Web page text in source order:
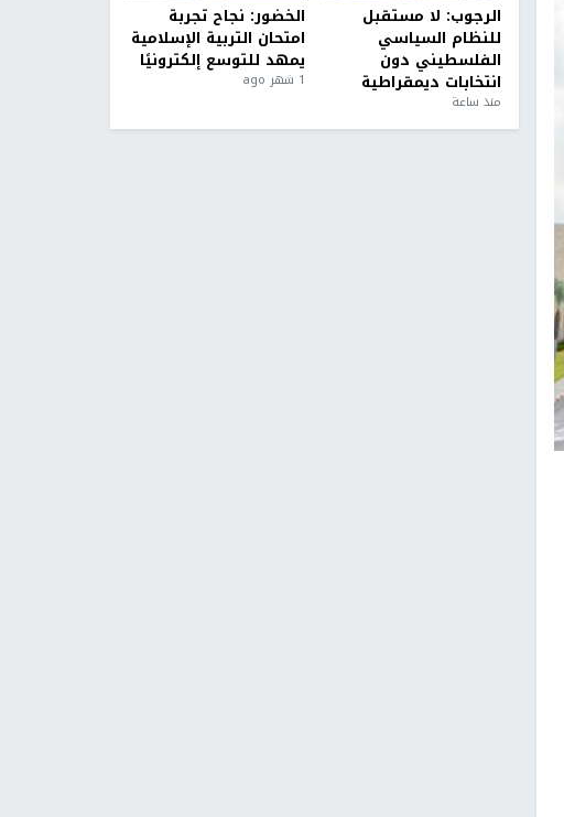
الرجوب: لا مستقبل
للنظام السياسي
الفلسطيني دون
انتخابات ديمقراطية
منذ ساعة
الخضور: نجاح تجربة
امتحان التربية الإسلامية
يمهد للتوسع إلكترونيًا
1 شهر ago